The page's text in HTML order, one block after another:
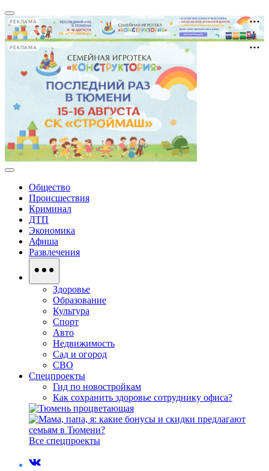
РЕКЛАМА
РЕКЛАМА
Общество
Происшествия
Криминал
ДТП
Экономика
Афиша
Развлечения
Здоровье
Образование
Культура
Спорт
Авто
Недвижимость
Сад и огород
СВО
Спецпроекты
Гид по новостройкам
Как сохранить здоровье сотруднику офиса?
Все спецпроекты